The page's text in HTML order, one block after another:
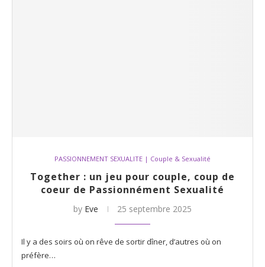
PASSIONNEMENT SEXUALITE | Couple & Sexualité
Together : un jeu pour couple, coup de
coeur de Passionnément Sexualité
by Eve 25 septembre 2025
Il y a des soirs où on rêve de sortir dîner, d’autres où on
préfère…